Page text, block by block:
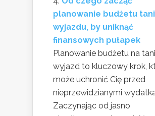
planowanie budżetu
wyjazdu, by uniknąć
finansowych pułapek
Planowanie budżetu na tani
wyjazd to kluczowy krok,
może uchronić Cię przed
nieprzewidzianymi
Zaczynając od jasno